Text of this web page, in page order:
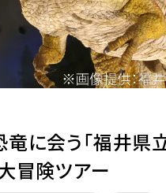
竜に会う「福井県
冒険ツアー